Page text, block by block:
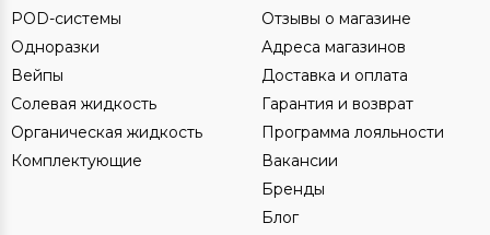
POD-системы
Одноразки
Вейпы
Солевая жидкость
Органическая жидкость
Комплектующие
Отзывы о магазине
Адреса магазинов
Доставка и оплата
Гарантия и возврат
Программа лояльности
Вакансии
Бренды
Блог